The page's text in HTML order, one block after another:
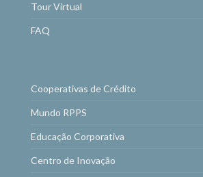
Tour Virtual
FAQ
Cooperativas de Crédito
Mundo RPPS
Educação Corporativa
Centro de Inovação